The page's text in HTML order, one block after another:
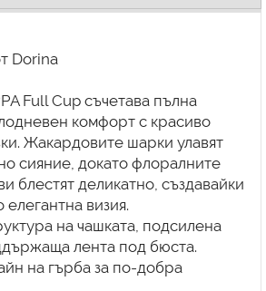
Dorina
Full Cup съчетава пълна
комфорт с красиво
Жакардовите шарки улавят
сияние, докато флоралните
блестят деликатно, създавайки
елегантна визия.
на чашката, подсилена
лента под бюста.
на гърба за по-добра